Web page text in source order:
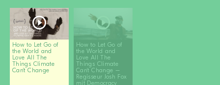
How to Let Go of
the World and
Love All The
Things Climate
Can’t Change
How to Let Go of
the World and
Love All The
Things Climate
Can’t Change –
Regisseur Josh Fox
mit Democracy